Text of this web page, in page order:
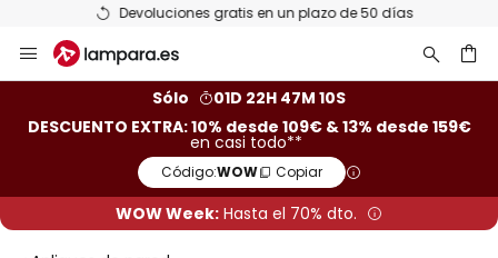
Devoluciones gratis en un plazo de 50 días
al
Sólo
01D 22H 47M 10S
DESCUENTO EXTRA: 10% desde 109€ & 13% desde 159€
en casi todo**
Código:WOW Copiar
WOW Week: Hasta el 70% dto.